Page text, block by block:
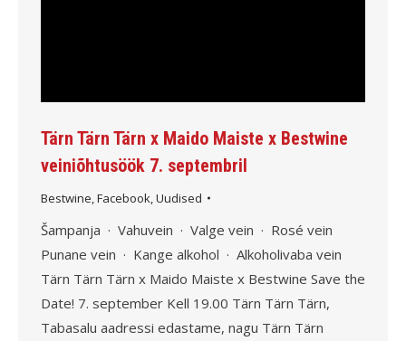
Tärn Tärn Tärn x Maido Maiste x Bestwine
veiniõhtusöök 7. septembril
Bestwine Facebook Uudised
Šampanja · Vahuvein · Valge vein · Rosé vein
Punane vein · Kange alkohol · Alkoholivaba vein
Tärn Tärn Tärn x Maido Maiste x Bestwine Save the
Date! 7. september Kell 19.00 Tärn Tärn Tärn,
Tabasalu aadressi edastame, nagu Tärn Tärn